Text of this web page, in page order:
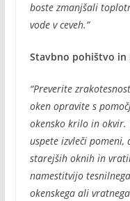
boste zmanjšali
vode v ceveh.”
Stavbno pohištvo in
“Preverite
oken opravite s
okensko krilo in okvir.
uspete izvleči
starejših oknih in
namestitvijo
okenskega ali